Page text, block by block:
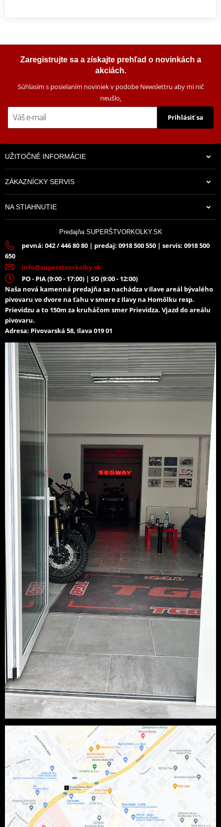
Zaregistrujte sa a získajte prehľad o novinkách a
akciách.
Súhlasím s posielaním noviniek v podobe Newslettru aby mi nič
neušlo.
Prihlásiť sa
UŽITOČNÉ INFORMÁCIE
ZÁKAZNÍCKY SERVIS
NA STIAHNUTIE
Predajňa SUPERŠTVORKOLKY.SK
pevná: 042 / 446 80 80 | predaj: 0918 500 550 | servis: 0918 500
650
info@superstvorkolky.sk
PO - PIA (9:00 - 17:00) | SO (9:00 - 12:00)
Naša nová kamenná predajňa sa nachádza v Ilave areál bývalého
pivovaru vo dvore na ťahu v smere z Ilavy na Homôlku resp.
Prievidzu a to 150m za kruháčom smer Prievidza. Vjazd do areálu
pivovaru.
Adresa: Pivovarská 58, Ilava 019 01